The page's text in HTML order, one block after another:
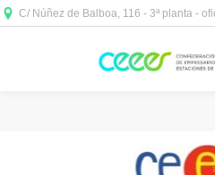
C/ Núñez de Balboa, 116 - 3ª planta -